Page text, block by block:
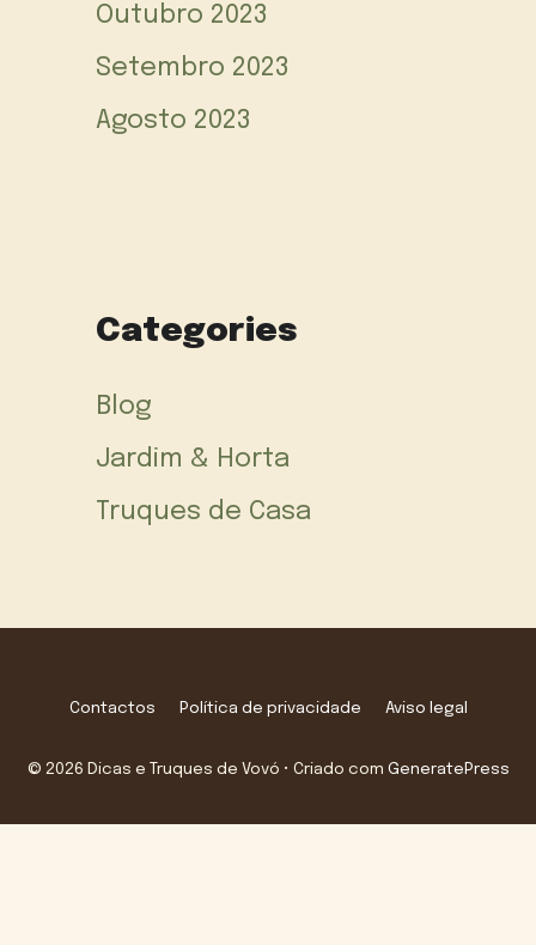
Outubro 2023
Setembro 2023
Agosto 2023
Categories
Blog
Jardim & Horta
Truques de Casa
Contactos Política de privacidade Aviso legal
© 2026 Dicas e Truques de Vovó • Criado com GeneratePress